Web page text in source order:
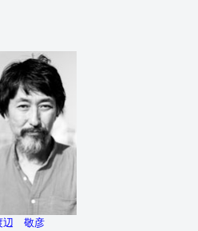
辺 敬彦